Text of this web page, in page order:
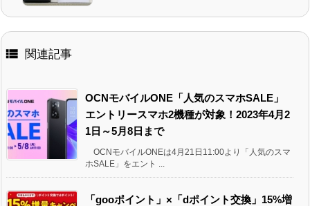
 関連記事
OCNモバイルONE「人気のスマホSALE」
エントリースマホ2機種が対象！2023年4月2
1日～5月8日まで
OCNモバイルONEは4月21日11:00より「人気のスマ
ホSALE」をエント ...
「gooポイント」×「dポイント交換」15%増